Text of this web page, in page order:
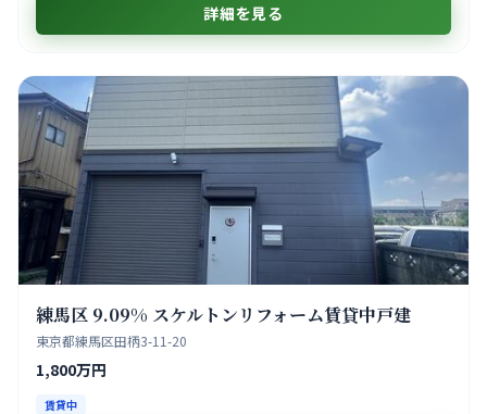
詳細を見る
練馬区 9.09% スケルトンリフォーム賃貸中戸建
東京都練馬区田柄3-11-20
1,800万円
賃貸中